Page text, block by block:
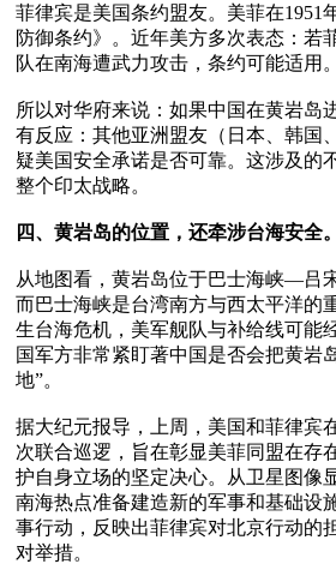
菲律宾是美国条约盟友。美菲在1951
防御条约》。近年美方多次表态：若
队在南海遭武力攻击，条约可能适用。
所以对华府来说：如果中国在黄岩岛
有反应：其他亚洲盟友（日本、韩国
疑美国安全承诺是否可靠。这涉及的
整个印太战略。
四、黄岩岛的位置，还牵涉台海安全。
从地图看，黄岩岛位于巴士海峡—吕
而巴士海峡是台湾南方与西太平洋的
生台海危机，美军舰队与补给线可能
国军方非常紧盯著中国是否会把黄岩
地”。
据大纪元报导，上周，美国和菲律宾
次联合巡逻，旨在彰显美菲同盟在存
护自身立场的坚定决心。从卫星图像
南海热点准备建造新的军事和基础设
事行动，反映出菲律宾对北京行动的
对举措。